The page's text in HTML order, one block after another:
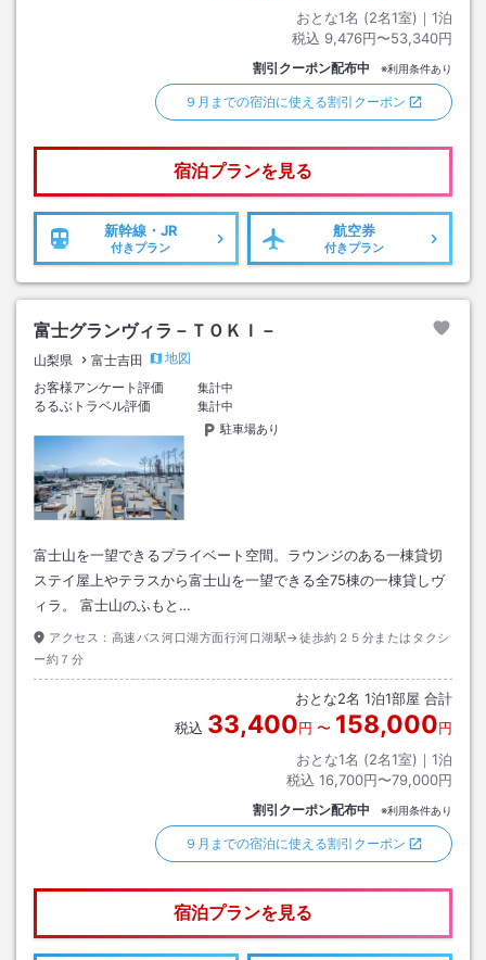
おとな1名 (2名1室)｜ 1泊
税込 9,476円〜53,340円
割引クーポン配布中 ※利用条件あり
９月までの宿泊に使える割引クーポン
宿泊プランを見る
新幹線・JR
付きプラン
航空券
付きプラン
富士グランヴィラ－ＴＯＫＩ－
山梨県 富士吉田
地図
お客様アンケート評価
集計中
るるぶトラベル評価
集計中
駐車場あり
富士山を一望できるプライベート空間。ラウンジのある一棟貸切
ステイ屋上やテラスから富士山を一望できる全75棟の一棟貸しヴ
ィラ。 富士山のふもと…
アクセス： 高速バス河口湖方面行河口湖駅→徒歩約２５分またはタクシ
ー約７分
おとな2名 1泊1部屋 合計
税込 33,400円 〜 158,000円
おとな1名 (2名1室)｜ 1泊
税込 16,700円〜79,000円
割引クーポン配布中 ※利用条件あり
９月までの宿泊に使える割引クーポン
宿泊プランを見る